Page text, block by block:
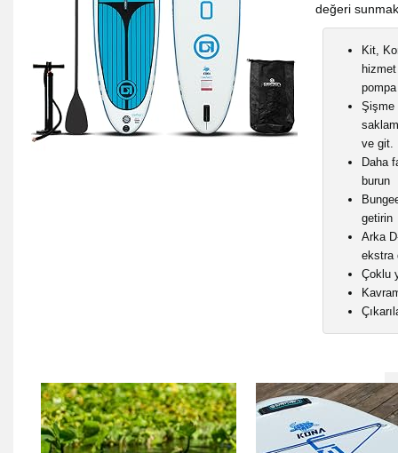
değeri
Kit,
Şişme
ve git.
Daha
burun
getirin
Arka
ekstra
Çoklu